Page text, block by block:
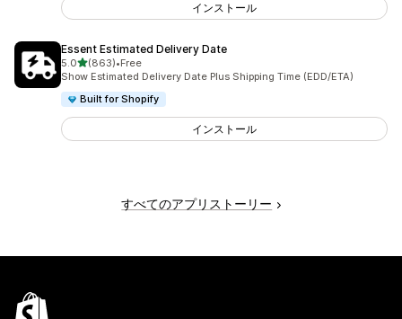
インストール
Essent Estimated Delivery Date
5.05つ星中
(863)
合計レビュー数：863件
•Free
Show Estimated Delivery Date Plus Shipping Time (EDD/ETA)
Built for Shopify
インストール
すべてのアプリストーリー